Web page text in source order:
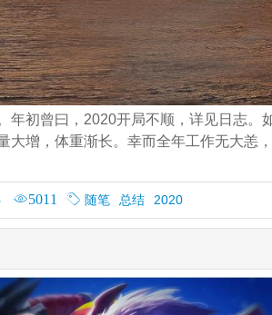
年初曾曰，2020开局不顺，详见日志。
大增，体重渐长。幸而全年工作无大恙
5011 随笔 总结 2020